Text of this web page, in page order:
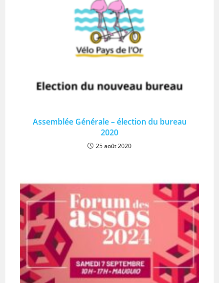
Assemblée Générale – élection du bureau
2020
25 août 2020